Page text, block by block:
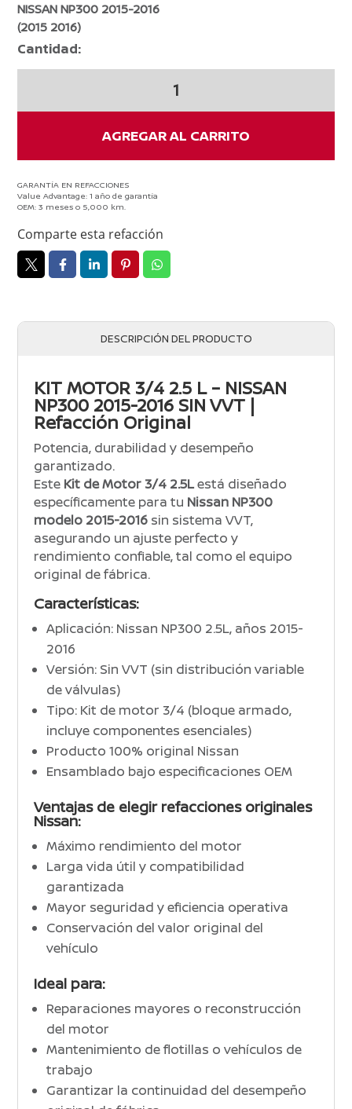
NISSAN NP300 2015-2016
(2015 2016)
Cantidad:
3/4
2016
SIN
cantidad
AGREGAR AL CARRITO
GARANTÍA EN REFACCIONES
Value Advantage: 1 año de garantía
OEM: 3 meses o 5,000 km.
Comparte esta refacción
DESCRIPCIÓN DEL PRODUCTO
KIT MOTOR 3/4 2.5 L – NISSAN
NP300 2015-2016 SIN VVT |
Refacción Original
Potencia, durabilidad y desempeño
garantizado.
Este Kit de Motor 3/4 2.5Lestá diseñado
específicamente para tu Nissan NP300
modelo 2015-2016 sin sistema VVT,
asegurando un ajuste perfecto y
rendimiento confiable, tal como el equipo
original de fábrica.
Características:
Aplicación: Nissan NP300 2.5L, años 2015-
2016
Versión: Sin VVT (sin distribución variable
de válvulas)
Tipo: Kit de motor 3/4 (bloque armado,
incluye componentes esenciales)
Producto 100% original Nissan
Ensamblado bajo especificaciones OEM
Ventajas de elegir refacciones originales
Nissan:
Máximo rendimiento del motor
Larga vida útil y compatibilidad
garantizada
Mayor seguridad y eficiencia operativa
Conservación del valor original del
vehículo
Ideal para:
Reparaciones mayores o reconstrucción
del motor
Mantenimiento de flotillas o vehículos de
trabajo
Garantizar la continuidad del desempeño